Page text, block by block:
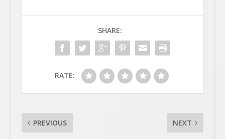
SHARE:
RATE:
PREVIOUS NEXT